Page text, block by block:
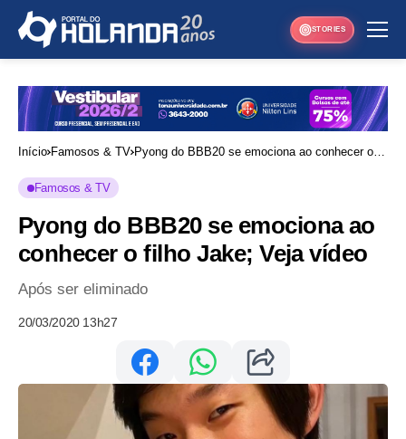
STORIES
Início Famosos & TV Pyong do BBB20 se emociona ao conhecer o
Famosos & TV
Pyong do BBB20 se emociona ao
conhecer o filho Jake; Veja vídeo
Após ser eliminado
20/03/2020 13h27